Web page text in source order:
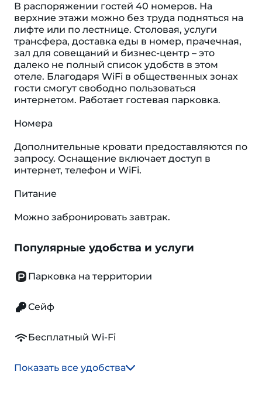
В распоряжении гостей 40 номеров. На
верхние этажи можно без труда подняться на
лифте или по лестнице. Столовая, услуги
трансфера, доставка еды в номер, прачечная,
зал для совещаний и бизнес-центр – это
далеко не полный список удобств в этом
отеле. Благодаря WiFi в общественных зонах
гости смогут свободно пользоваться
интернетом. Работает гостевая парковка.
Номера
Дополнительные кровати предоставляются по
запросу. Оснащение включает доступ в
интернет, телефон и WiFi.
Питание
Можно забронировать завтрак.
Популярные удобства и услуги
Парковка на территории
Сейф
Бесплатный Wi-Fi
Показать все удобства